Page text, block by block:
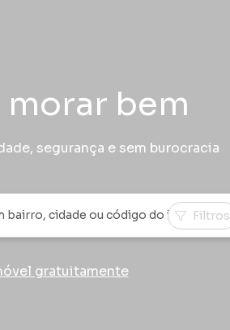
morar bem
segurança e sem burocracia
Filtros
gratuitamente